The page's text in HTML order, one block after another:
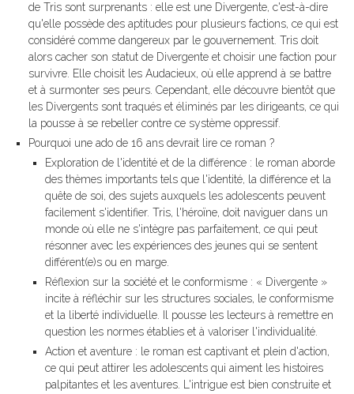
de Tris sont surprenants : elle est une Divergente, c'est-à-dire
qu'elle possède des aptitudes pour plusieurs factions, ce qui est
considéré comme dangereux par le gouvernement. Tris doit
alors cacher son statut de Divergente et choisir une faction pour
survivre. Elle choisit les Audacieux, où elle apprend à se battre
et à surmonter ses peurs. Cependant, elle découvre bientôt que
les Divergents sont traqués et éliminés par les dirigeants, ce qui
la pousse à se rebeller contre ce système oppressif.
Pourquoi une ado de 16 ans devrait lire ce roman ?
Exploration de l'identité et de la différence : le roman aborde
des thèmes importants tels que l'identité, la différence et la
quête de soi, des sujets auxquels les adolescents peuvent
facilement s'identifier. Tris, l'héroïne, doit naviguer dans un
monde où elle ne s'intègre pas parfaitement, ce qui peut
résonner avec les expériences des jeunes qui se sentent
différent(e)s ou en marge.
Réflexion sur la société et le conformisme : « Divergente »
incite à réfléchir sur les structures sociales, le conformisme
et la liberté individuelle. Il pousse les lecteurs à remettre en
question les normes établies et à valoriser l'individualité.
Action et aventure : le roman est captivant et plein d'action,
ce qui peut attirer les adolescents qui aiment les histoires
palpitantes et les aventures. L'intrigue est bien construite et